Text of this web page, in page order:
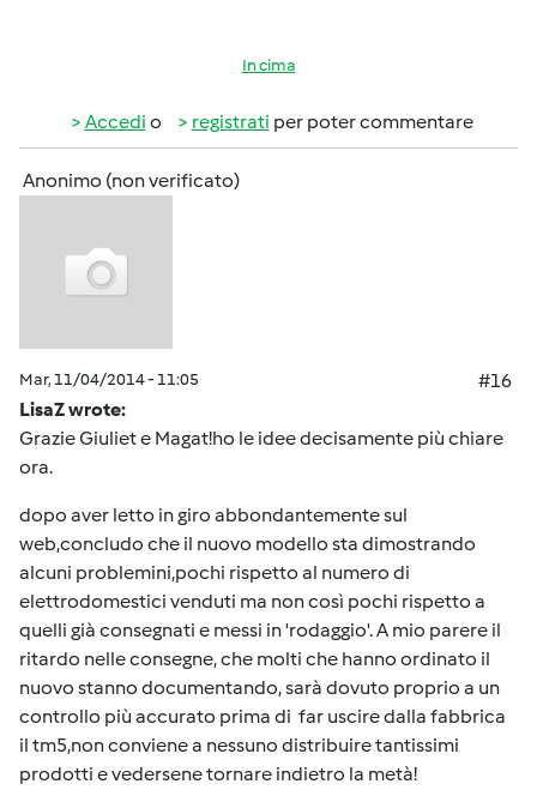
In cima
Accedi o registrati per poter commentare
Anonimo (non verificato)
Mar, 11/04/2014 - 11:05
#16
LisaZ wrote:
Grazie Giuliet e Magat!ho le idee decisamente più chiare
ora.
dopo aver letto in giro abbondantemente sul
web,concludo che il nuovo modello sta dimostrando
alcuni problemini,pochi rispetto al numero di
elettrodomestici venduti ma non così pochi rispetto a
quelli già consegnati e messi in 'rodaggio'. A mio parere il
ritardo nelle consegne, che molti che hanno ordinato il
nuovo stanno documentando, sarà dovuto proprio a un
controllo più accurato prima di far uscire dalla fabbrica
il tm5,non conviene a nessuno distribuire tantissimi
prodotti e vedersene tornare indietro la metà!